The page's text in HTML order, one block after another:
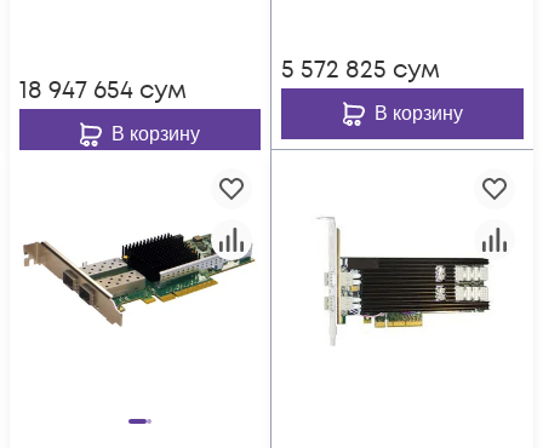
18 947 654 сум
В корзину
5 572 825 сум
В корзину